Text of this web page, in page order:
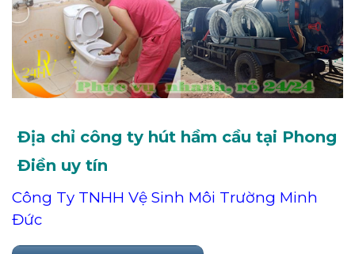
Địa chỉ công ty hút hầm cầu tại Phong
Điền uy tín
Công Ty TNHH Vệ Sinh Môi Trường Minh
Đức